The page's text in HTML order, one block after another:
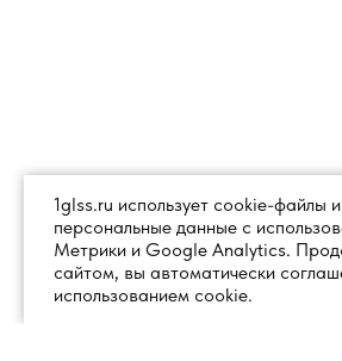
1glss.ru использует cookie-файлы
персональные данные с
Метрики и Google Analytics.
сайтом, вы автоматически
использованием cookie.